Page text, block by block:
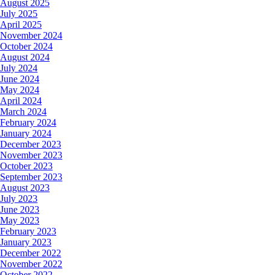
August 2025
July 2025
April 2025
November 2024
October 2024
August 2024
July 2024
June 2024
May 2024
April 2024
March 2024
February 2024
January 2024
December 2023
November 2023
October 2023
September 2023
August 2023
July 2023
June 2023
May 2023
February 2023
January 2023
December 2022
November 2022